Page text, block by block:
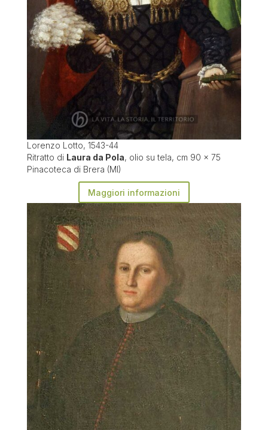
Lorenzo Lotto, 1543-44
Ritratto di Laura da Pola, olio su tela, cm 90 x 75
Pinacoteca di Brera (MI)
Maggiori informazioni